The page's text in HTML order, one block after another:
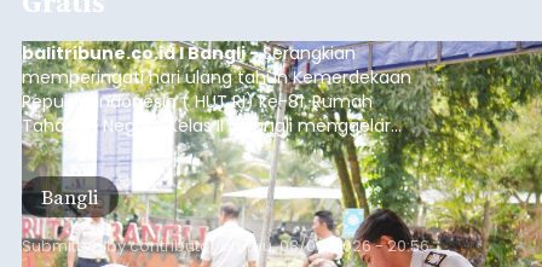
Iklan
Musim Kemarau Melanda,